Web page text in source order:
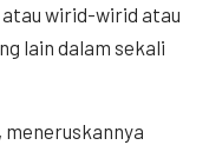
wirid-wirid atau
lain dalam sekali